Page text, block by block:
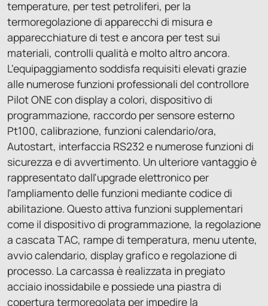
temperature, per test petroliferi, per la
termoregolazione di apparecchi di misura e
apparecchiature di test e ancora per test sui
materiali, controlli qualità e molto altro ancora.
L'equipaggiamento soddisfa requisiti elevati grazie
alle numerose funzioni professionali del controllore
Pilot ONE con display a colori, dispositivo di
programmazione, raccordo per sensore esterno
Pt100, calibrazione, funzioni calendario/ora,
Autostart, interfaccia RS232 e numerose funzioni di
sicurezza e di avvertimento. Un ulteriore vantaggio è
rappresentato dall'upgrade elettronico per
l'ampliamento delle funzioni mediante codice di
abilitazione. Questo attiva funzioni supplementari
come il dispositivo di programmazione, la regolazione
a cascata TAC, rampe di temperatura, menu utente,
avvio calendario, display grafico e regolazione di
processo. La carcassa è realizzata in pregiato
acciaio inossidabile e possiede una piastra di
copertura termoregolata per impedire la